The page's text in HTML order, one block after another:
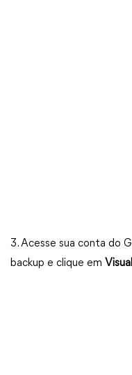
3. Acesse sua conta do
backup e clique em